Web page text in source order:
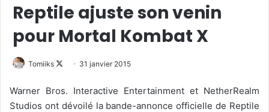
Reptile ajuste son venin
pour Mortal Kombat X
Tomiiks
Follow
X
31 janvier 2015
Warner Bros. Interactive Entertainment et NetherRealm
Studios ont dévoilé la bande-annonce officielle de Reptile